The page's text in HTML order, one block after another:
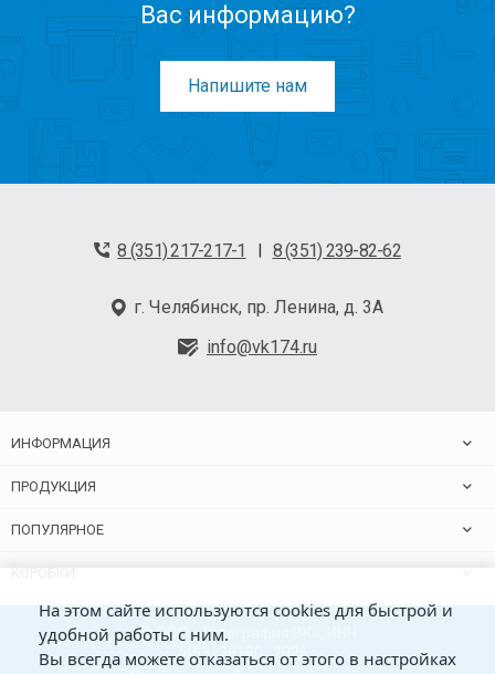
Вас информацию?
Напишите нам
8 (351) 217-217-1 | 8 (351) 239-82-62
г. Челябинск, пр. Ленина, д. 3А
info@vk174.ru
ИНФОРМАЦИЯ
ПРОДУКЦИЯ
ПОПУЛЯРНОЕ
© ООО «Типография ВК», ИНН
7453228180 , 2026 г.
На этом сайте используются cookies для быстрой и
удобной работы с ним.
Вы всегда можете отказаться от этого в настройках